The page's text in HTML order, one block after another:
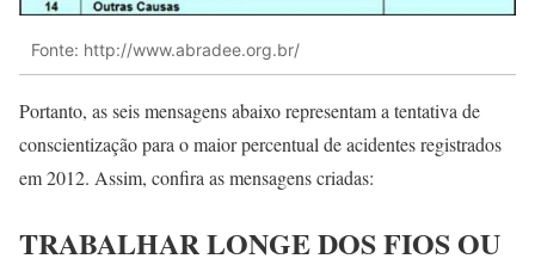
Fonte: http://www.abradee.org.br/
Portanto, as seis mensagens abaixo representam a tentativa de
conscientização para o maior percentual de acidentes registrados
em 2012. Assim, confira as mensagens criadas:
TRABALHAR LONGE DOS FIOS OU